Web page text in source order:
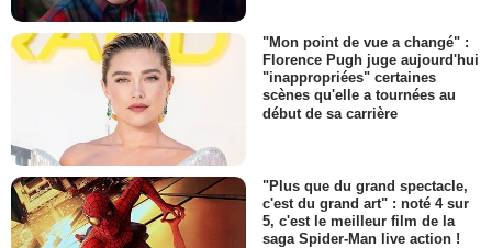
"Mon point de vue a changé" :
Florence Pugh juge aujourd'hui
"inappropriées" certaines
scènes qu'elle a tournées au
début de sa carrière
"Plus que du grand spectacle,
c'est du grand art" : noté 4 sur
5, c'est le meilleur film de la
saga Spider-Man live action !